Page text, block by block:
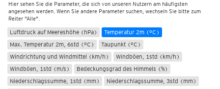
Hier sehen Sie die Parameter, die sich von unseren Nutzern am häufigsten
angesehen werden. Wenn Sie andere Parameter suchen, wechseln Sie bitte zum
Reiter "Alle".
Luftdruck auf Meereshöhe (hPa)
Temperatur 2m (°C)
Max. Temperatur 2m, 6std (°C)
Taupunkt (°C)
Windrichtung und Windmittel (km/h)
Windböen, 1std (km/h)
Windböen, 1std (m/s)
Bedeckungsgrad des Himmels (%)
Niederschlagssumme, 1std (mm)
Niederschlagssumme, 3std (mm)